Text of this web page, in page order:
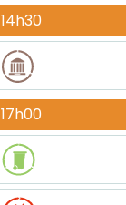
14h30
17h00